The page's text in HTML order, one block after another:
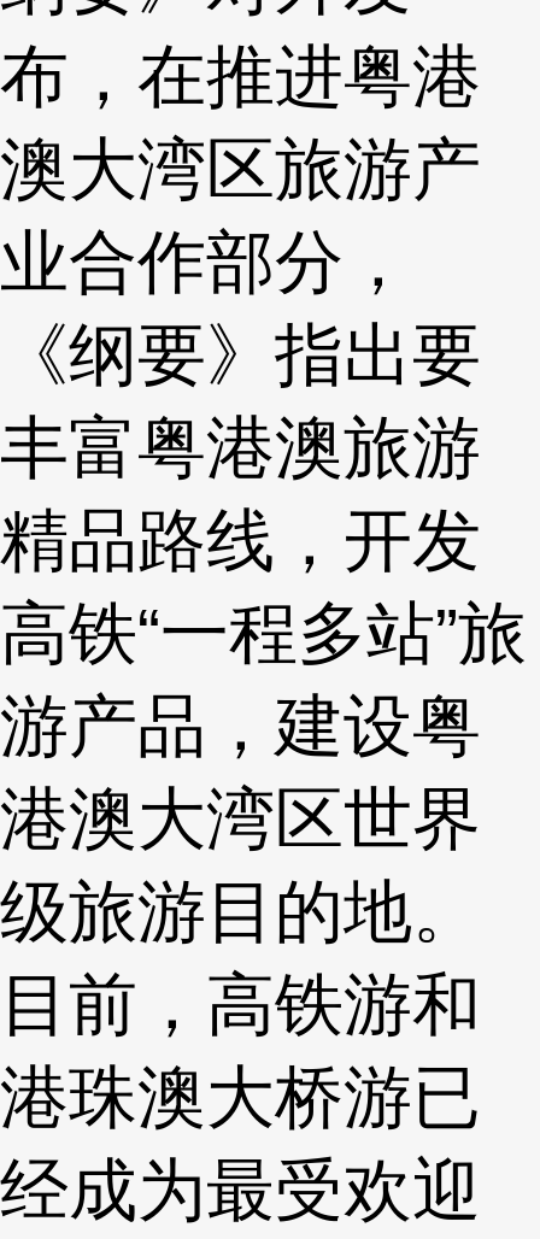
布，在推进粤港
澳大湾区旅游产
业合作部分，
《纲要》指出要
丰富粤港澳旅游
精品路线，开发
高铁“一程多站”旅
游产品，建设粤
港澳大湾区世界
级旅游目的地。
目前，高铁游和
港珠澳大桥游已
经成为最受欢迎